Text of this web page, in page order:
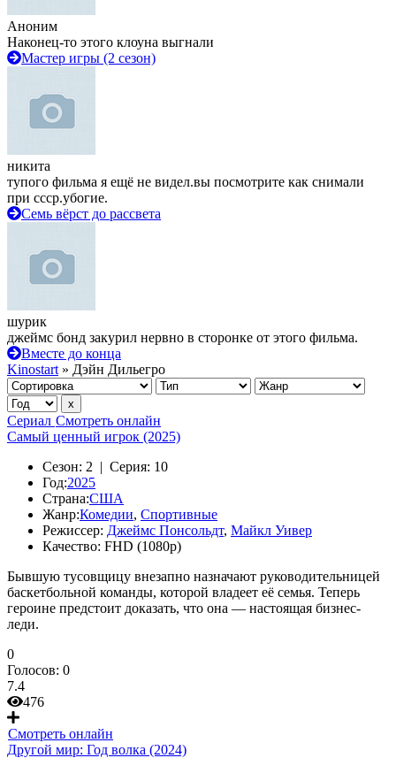
Аноним
Наконец-то этого клоуна выгнали
Мастер игры (2 сезон)
никита
тупого фильма я ещё не видел.вы посмотрите как снимали
при ссср.убогие.
Семь вёрст до рассвета
шурик
джеймс бонд закурил нервно в сторонке от этого фильма.
Вместе до конца
Kinostart » Дэйн Дильегро
Сериал Смотреть онлайн
Самый ценный игрок (2025)
Сезон: 2 | Серия: 10
Год:2025
Страна:США
Жанр:Комедии, Спортивные
Режиссер: Джеймс Понсольдт, Майкл Уивер
Качество: FHD (1080p)
Бывшую тусовщицу внезапно назначают руководительницей
баскетбольной команды, которой владеет её семья. Теперь
героине предстоит доказать, что она — настоящая бизнес-
леди.
0
Голосов: 0
7.4
476
Смотреть онлайн
Другой мир: Год волка (2024)